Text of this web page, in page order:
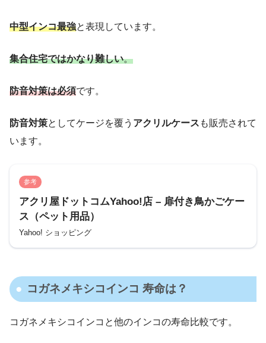
中型インコ最強と表現しています。
集合住宅ではかなり難しい。
防音対策は必須です。
防音対策としてケージを覆う アクリルケース も販売されて
います。
参考
アクリ屋ドットコムYahoo!店 – 扉付き鳥かごケー
ス（ペット用品）
Yahoo! ショッピング
コガネメキシコインコ 寿命は？
コガネメキシコインコと他のインコの寿命比較です。